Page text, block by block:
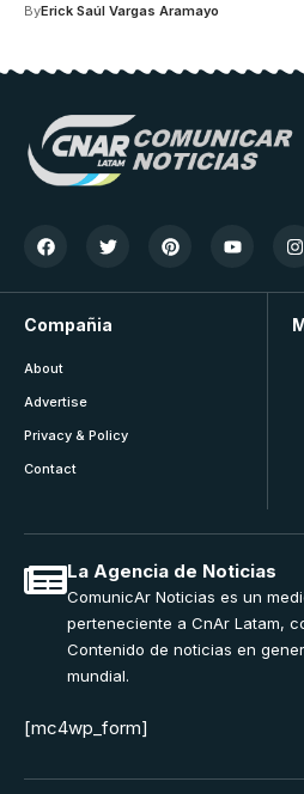
ByErick Saúl Vargas Aramayo
Compañia
About
Advertise
Privacy & Policy
Contact
La Agencia de Noticias
ComunicAr Noticias es un
perteneciente a CnAr Latam,
Contenido de noticias en
mundial.
[mc4wp_form]